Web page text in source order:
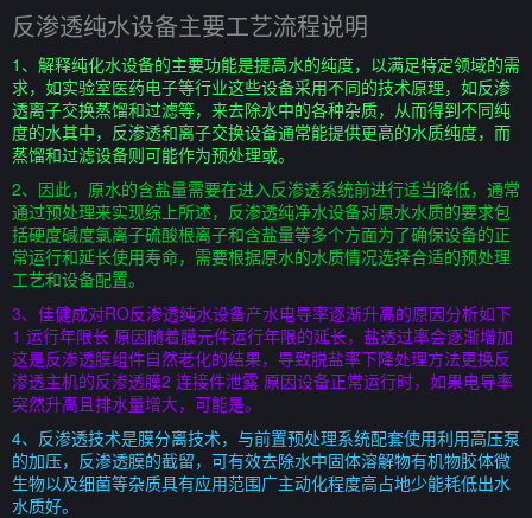
反渗透纯水设备主要工艺流程说明
1、解释纯化水设备的主要功能是提高水的纯度，以满足特定领域的需
求，如实验室医药电子等行业这些设备采用不同的技术原理，如反渗
透离子交换蒸馏和过滤等，来去除水中的各种杂质，从而得到不同纯
度的水其中，反渗透和离子交换设备通常能提供更高的水质纯度，而
蒸馏和过滤设备则可能作为预处理或。
2、因此，原水的含盐量需要在进入反渗透系统前进行适当降低，通常
通过预处理来实现综上所述，反渗透纯净水设备对原水水质的要求包
括硬度碱度氯离子硫酸根离子和含盐量等多个方面为了确保设备的正
常运行和延长使用寿命，需要根据原水的水质情况选择合适的预处理
工艺和设备配置。
3、佳健成对RO反渗透纯水设备产水电导率逐渐升高的原因分析如下
1 运行年限长 原因随着膜元件运行年限的延长，盐透过率会逐渐增加
这是反渗透膜组件自然老化的结果，导致脱盐率下降处理方法更换反
渗透主机的反渗透膜2 连接件泄露 原因设备正常运行时，如果电导率
突然升高且排水量增大，可能是。
4、反渗透技术是膜分离技术，与前置预处理系统配套使用利用高压泵
的加压，反渗透膜的截留，可有效去除水中固体溶解物有机物胶体微
生物以及细菌等杂质具有应用范围广主动化程度高占地少能耗低出水
水质好。